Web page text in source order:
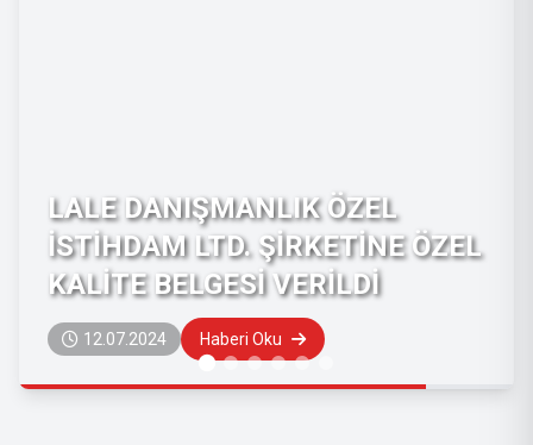
LALE DANIŞMANLIK ÖZEL
İSTİHDAM LTD. ŞİRKETİNE ÖZEL
KALİTE BELGESİ VERİLDİ
12.07.2024 Haberi Oku